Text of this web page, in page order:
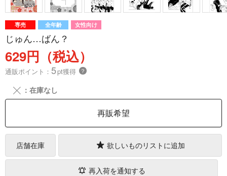
専売 全年齢 女性向け
じゅん…ばん？
629円（税込）
通販ポイント： 5pt獲得 ？
╳ ：在庫なし
再販希望
店舗在庫 欲しいものリストに追加
再入荷を通知する